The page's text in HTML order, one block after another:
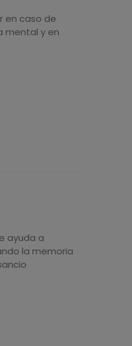
en caso de
mental y en
ayuda a
la memoria